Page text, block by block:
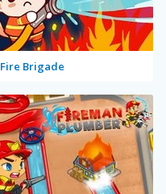
Fire Brigade